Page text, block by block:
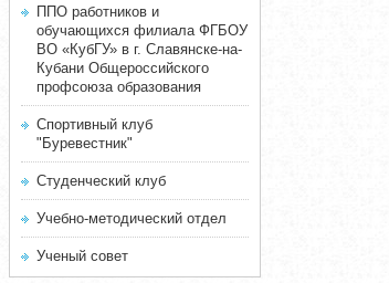
ППО работников и
обучающихся филиала ФГБОУ
ВО «КубГУ» в г. Славянске-на-
Кубани Общероссийского
профсоюза образования
Спортивный клуб
"Буревестник"
Студенческий клуб
Учебно-методический отдел
Ученый совет